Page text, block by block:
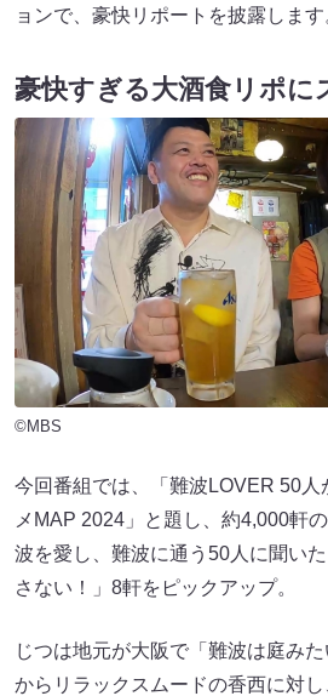
ョンで、豪快リポートを披露します
豪快すぎる大酒食リポに
©MBS
今回番組では、「難波LOVER 50
メMAP 2024」と題し、約4,000軒
波を愛し、難波に通う50人に聞い
さない！」8軒をピックアップ。
じつは地元が大阪で「難波は庭み
からリラックスムードの香西に対